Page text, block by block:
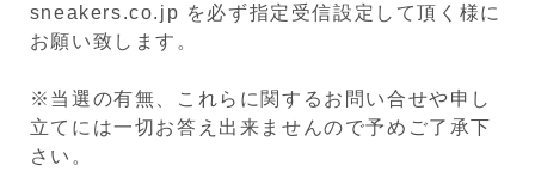
sneakers.co.jp を必ず指定受信設定して頂く様に
お願い致します。
※当選の有無、これらに関するお問い合せや申し
立てには一切お答え出来ませんので予めご了承下
さい。